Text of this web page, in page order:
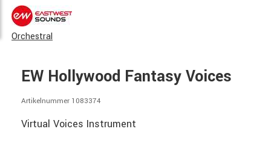
Orchestral
EW Hollywood Fantasy Voices
Artikelnummer 1083374
Virtual Voices Instrument